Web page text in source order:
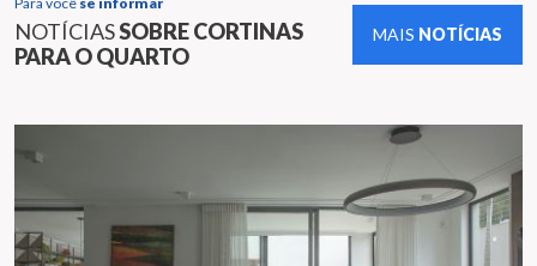
NOTÍCIASSOBRE CORTINAS
PARA O QUARTO
MAIS NOTÍCIAS